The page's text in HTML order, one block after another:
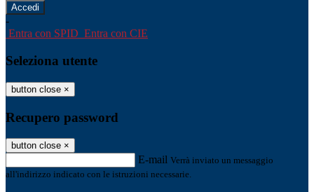
-
Entra con SPID Entra con CIE
Seleziona utente
button close ×
Recupero password
button close ×
E-mail Verrà inviato un messaggio
all'indirizzo indicato con le istruzioni necessarie.